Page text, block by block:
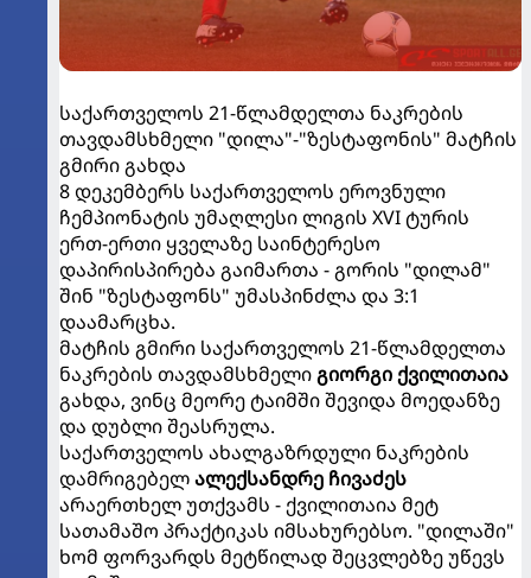
საქართველოს 21-წლამდელთა ნაკრების
თავდამსხმელი "დილა"-"ზესტაფონის" მატჩის
გმირი გახდა
8 დეკემბერს საქართველოს ეროვნული
ჩემპიონატის უმაღლესი ლიგის XVI ტურის
ერთ-ერთი ყველაზე საინტერესო
დაპირისპირება გაიმართა - გორის "დილამ"
შინ "ზესტაფონს" უმასპინძლა და 3:1
დაამარცხა.
მატჩის გმირი საქართველოს 21-წლამდელთა
ნაკრების თავდამსხმელიგიორგი ქვილითაია
გახდა, ვინც მეორე ტაიმში შევიდა მოედანზე
და დუბლი შეასრულა.
საქართველოს ახალგაზრდული ნაკრების
დამრიგებელალექსანდრე ჩივაძეს
არაერთხელ უთქვამს - ქვილითაია მეტ
სათამაშო პრაქტიკას იმსახურებსო. "დილაში"
ხომ ფორვარდს მეტწილად შეცვლებზე უწევს